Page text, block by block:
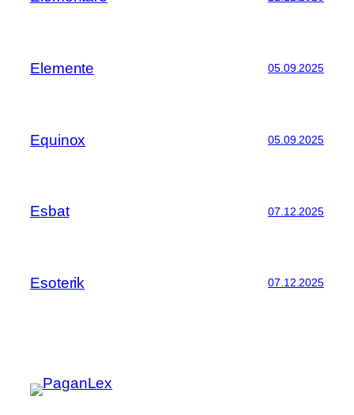
Elemente 05.09.2025
Equinox 05.09.2025
Esbat 07.12.2025
Esoterik 07.12.2025